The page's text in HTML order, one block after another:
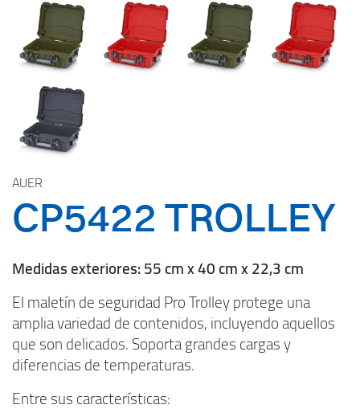
AUER
CP5422 TROLLEY
Medidas exteriores: 55 cm x 40 cm x 22,3 cm
El maletín de seguridad Pro Trolley protege una
amplia variedad de contenidos, incluyendo aquellos
que son delicados. Soporta grandes cargas y
diferencias de temperaturas.
Entre sus características: